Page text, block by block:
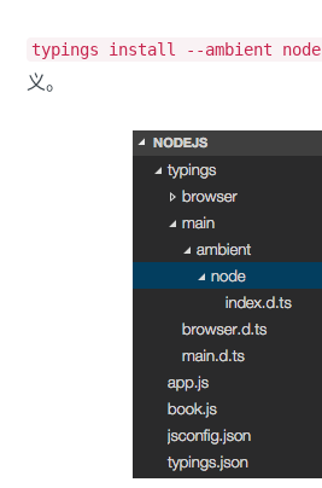
typings install --ambient node
义。